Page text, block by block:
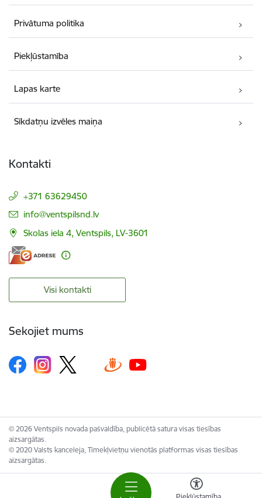
Piekļūstamība
Privātuma politika
Piekļūstamība
Lapas karte
Sīkdatņu izvēles maiņa
Kontakti
+371 63629450
E-pasts:
info@ventspilsnd.lv
Skolas iela 4, Ventspils, LV-3601
Visi kontakti
Sekojiet mums
© 2026 Ventspils novada pašvaldība, publicētā satura visas tiesības
aizsargātas.
© 2020 Valsts kanceleja, Tīmekļvietņu vienotās platformas visas tiesības
aizsargātas.